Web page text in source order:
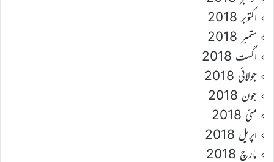
اکتوبر 2018
ستمبر 2018
اگست 2018
جولائی 2018
جون 2018
مئی 2018
اپریل 2018
مارچ 2018